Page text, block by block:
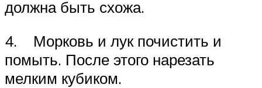
должна быть схожа.
4. Морковь и лук почистить и
помыть. После этого нарезать
мелким кубиком.